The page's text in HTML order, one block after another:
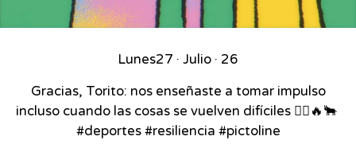
Lunes27 · Julio · 26
Gracias, Torito: nos enseñaste a tomar impulso
incluso cuando las cosas se vuelven difíciles 🚴‍♂️🔥🐂⁣ ⁣
#deportes #resiliencia #pictoline